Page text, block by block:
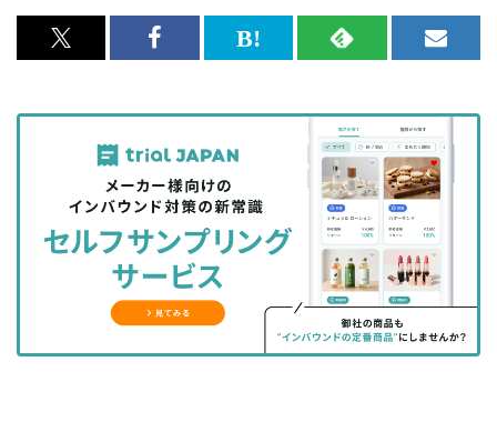
x<br>
記
を
シ
ェ
る
Facebook<br>
記
事
を
シ
ェ
ア
す
る
は
な
ッ
ク
マ
に
RSS
記
事
を
購
読
す
る
メ
マ
ガ
登
録
す
る